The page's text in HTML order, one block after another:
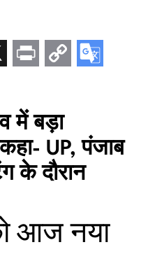
में बड़ा
UP, पंजाब
के दौरान
आज नया